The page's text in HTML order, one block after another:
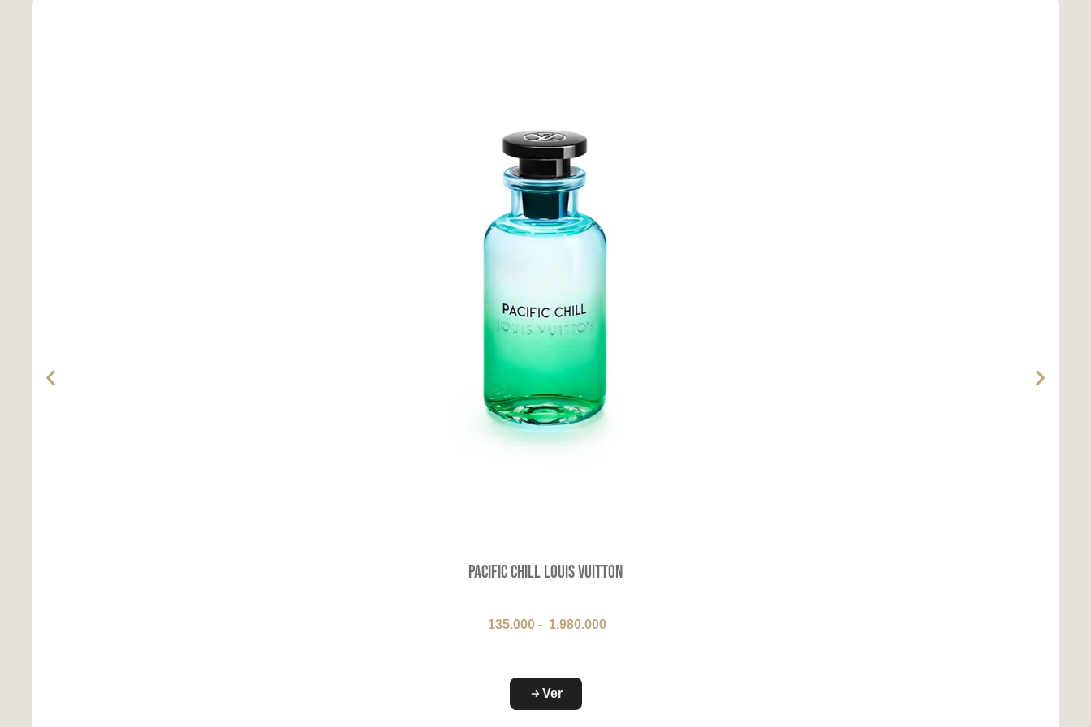
Pacific Chill Louis Vuitton
135.000 - 1.980.000
Ver